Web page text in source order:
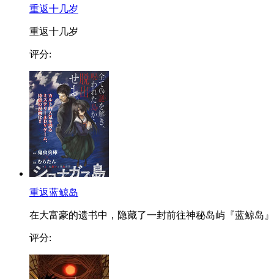
重返十几岁
重返十几岁
评分:
重返蓝鲸岛
在大富豪的遗书中，隐藏了一封前往神秘岛屿『蓝鲸岛
评分: